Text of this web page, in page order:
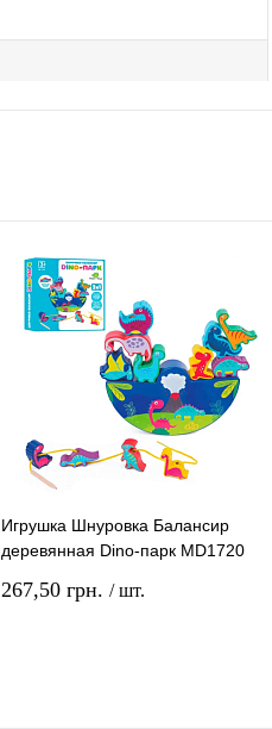
Игрушка Шнуровка Балансир
деревянная Dino-парк MD1720
267,50 грн. / шт.